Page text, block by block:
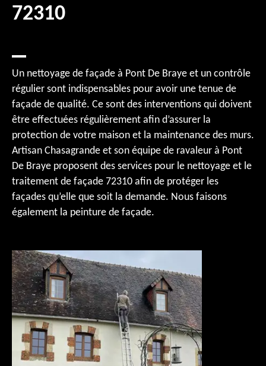
72310
Un nettoyage de façade à Pont De Braye et un contrôle
régulier sont indispensables pour avoir une tenue de
façade de qualité. Ce sont des interventions qui doivent
être effectuées régulièrement afin d’assurer la
protection de votre maison et la maintenance des murs.
Artisan Chasagrande et son équipe de ravaleur à Pont
De Braye proposent des services pour le nettoyage et le
traitement de façade 72310 afin de protéger les
façades qu’elle que soit la demande. Nous faisons
également la peinture de façade.